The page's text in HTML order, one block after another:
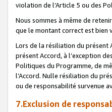
violation de l’Article 5 ou des
Nous sommes à même de
que le montant correct est bien
Lors de la résiliation du présent
présent Accord, à l’exception
Politiques du Programme, de
l’Accord. Nulle résiliation du
ou de responsabilité survenue
7.Exclusion de